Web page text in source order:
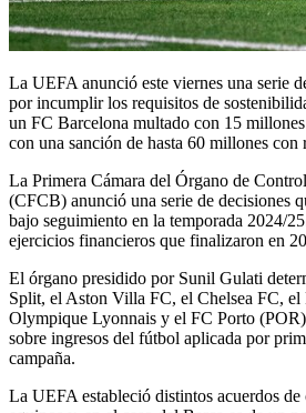
La UEFA anunció este viernes una serie
por incumplir los requisitos de
un FC Barcelona multado con 15
con una sanción de hasta 60 millones con
La Primera Cámara del Órgano de
(CFCB) anunció una serie de decisiones
bajo seguimiento en la temporada 2024/
ejercicios financieros que finalizaron en
El órgano presidido por Sunil Gulati
Split, el Aston Villa FC, el Chelsea FC, el
Olympique Lyonnais y el FC Porto
sobre ingresos del fútbol aplicada por
campaña.
La UEFA estableció distintos acuerdos